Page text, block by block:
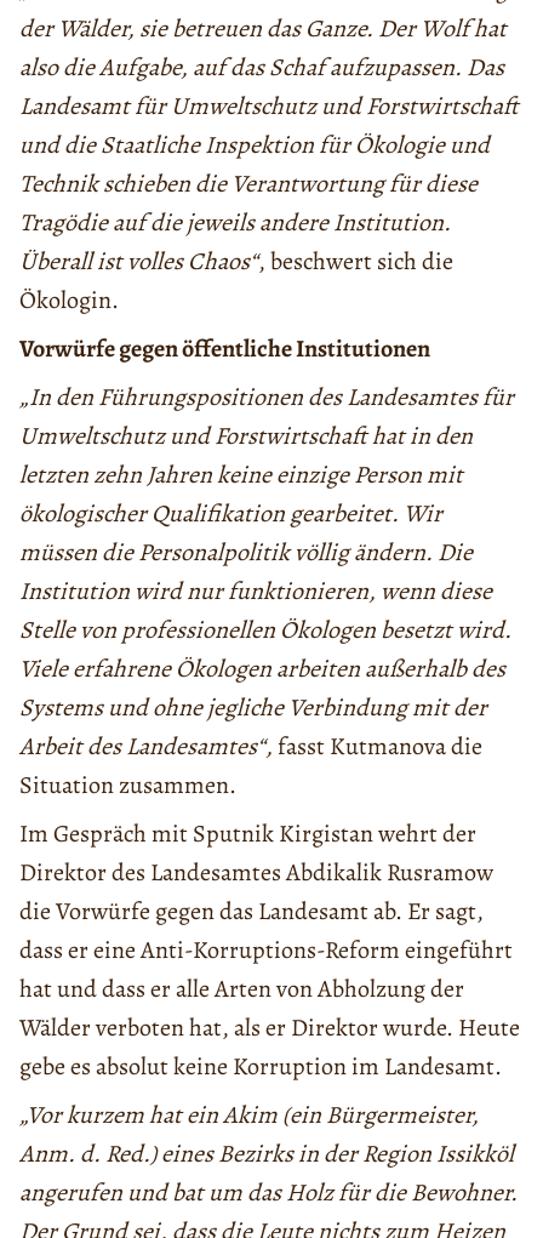
der Wälder, sie betreuen das Ganze. Der Wolf hat
also die Aufgabe, auf das Schaf aufzupassen. Das
Landesamt für Umweltschutz und Forstwirtschaft
und die Staatliche Inspektion für Ökologie und
Technik schieben die Verantwortung für diese
Tragödie auf die jeweils andere Institution.
Überall ist volles Chaos“, beschwert sich die
Ökologin.
Vorwürfe gegen öffentliche Institutionen
„In den Führungspositionen des Landesamtes für
Umweltschutz und Forstwirtschaft hat in den
letzten zehn Jahren keine einzige Person mit
ökologischer Qualifikation gearbeitet. Wir
müssen die Personalpolitik völlig ändern. Die
Institution wird nur funktionieren, wenn diese
Stelle von professionellen Ökologen besetzt wird.
Viele erfahrene Ökologen arbeiten außerhalb des
Systems und ohne jegliche Verbindung mit der
Arbeit des Landesamtes“,fasst Kutmanova die
Situation zusammen.
Im Gespräch mit Sputnik Kirgistan wehrt der
Direktor des Landesamtes Abdikalik Rusramow
die Vorwürfe gegen das Landesamt ab. Er sagt,
dass er eine Anti-Korruptions-Reform eingeführt
hat und dass er alle Arten von Abholzung der
Wälder verboten hat, als er Direktor wurde. Heute
gebe es absolut keine Korruption im Landesamt.
„Vor kurzem hat ein Akim (ein Bürgermeister,
Anm. d. Red.) eines Bezirks in der Region Issikköl
angerufen und bat um das Holz für die Bewohner.
Der Grund sei, dass die Leute nichts zum Heizen